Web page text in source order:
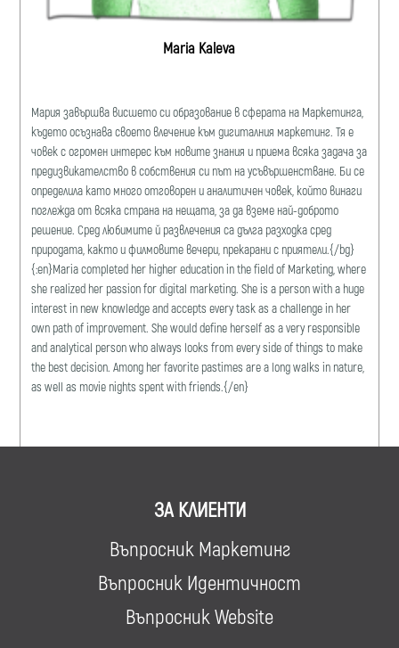
Maria Kaleva
Мария завършва висшето си образование в сферата на Маркетинга,
където осъзнава своето влечение към дигиталния маркетинг. Тя е
човек с огромен интерес към новите знания и приема всяка задача за
предизвикателство в собствения си път на усъвършенстване. Би се
определила като много отговорен и аналитичен човек, който винаги
поглежда от всяка страна на нещата, за да вземе най-доброто
решение. Сред любимите й развлечения са дълга разходка сред
природата, както и филмовите вечери, прекарани с приятели.{/bg}
{:en}Maria completed her higher education in the field of Marketing, where
she realized her passion for digital marketing. She is a person with a huge
interest in new knowledge and accepts every task as a challenge in her
own path of improvement. She would define herself as a very responsible
and analytical person who always looks from every side of things to make
the best decision. Among her favorite pastimes are a long walks in nature,
as well as movie nights spent with friends.{/en}
ЗА КЛИЕНТИ
Въпросник Маркетинг
Въпросник Идентичност
Въпросник Website